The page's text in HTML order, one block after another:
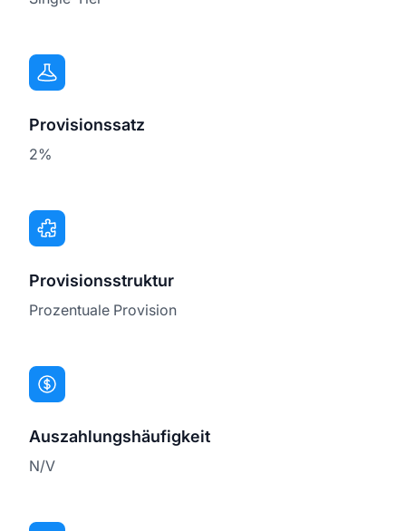
Provisionssatz
2%
Provisionsstruktur
Prozentuale Provision
Auszahlungshäufigkeit
N/V